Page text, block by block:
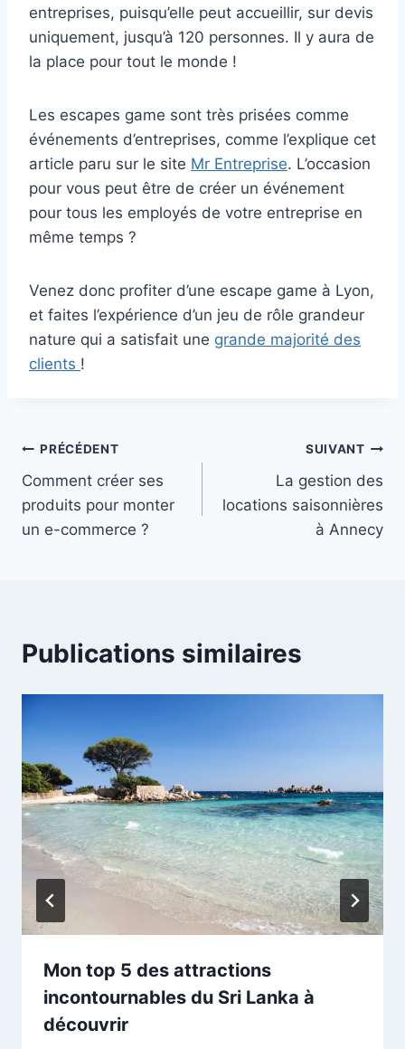
entreprises, puisqu’elle peut accueillir, sur devis
uniquement, jusqu’à 120 personnes. Il y aura de
la place pour tout le monde !
Les escapes game sont très prisées comme
événements d’entreprises, comme l’explique cet
article paru sur le site Mr Entreprise. L’occasion
pour vous peut être de créer un événement
pour tous les employés de votre entreprise en
même temps ?
Venez donc profiter d’une escape game à Lyon,
et faites l’expérience d’un jeu de rôle grandeur
nature qui a satisfait une grande majorité des
clients !
Navigation
de
l’article
PRÉCÉDENT
Comment créer ses
produits pour monter
un e-commerce ?
SUIVANT
La gestion des
locations saisonnières
à Annecy
Publications similaires
Mon top 5 des attractions
incontournables du Sri Lanka à
découvrir